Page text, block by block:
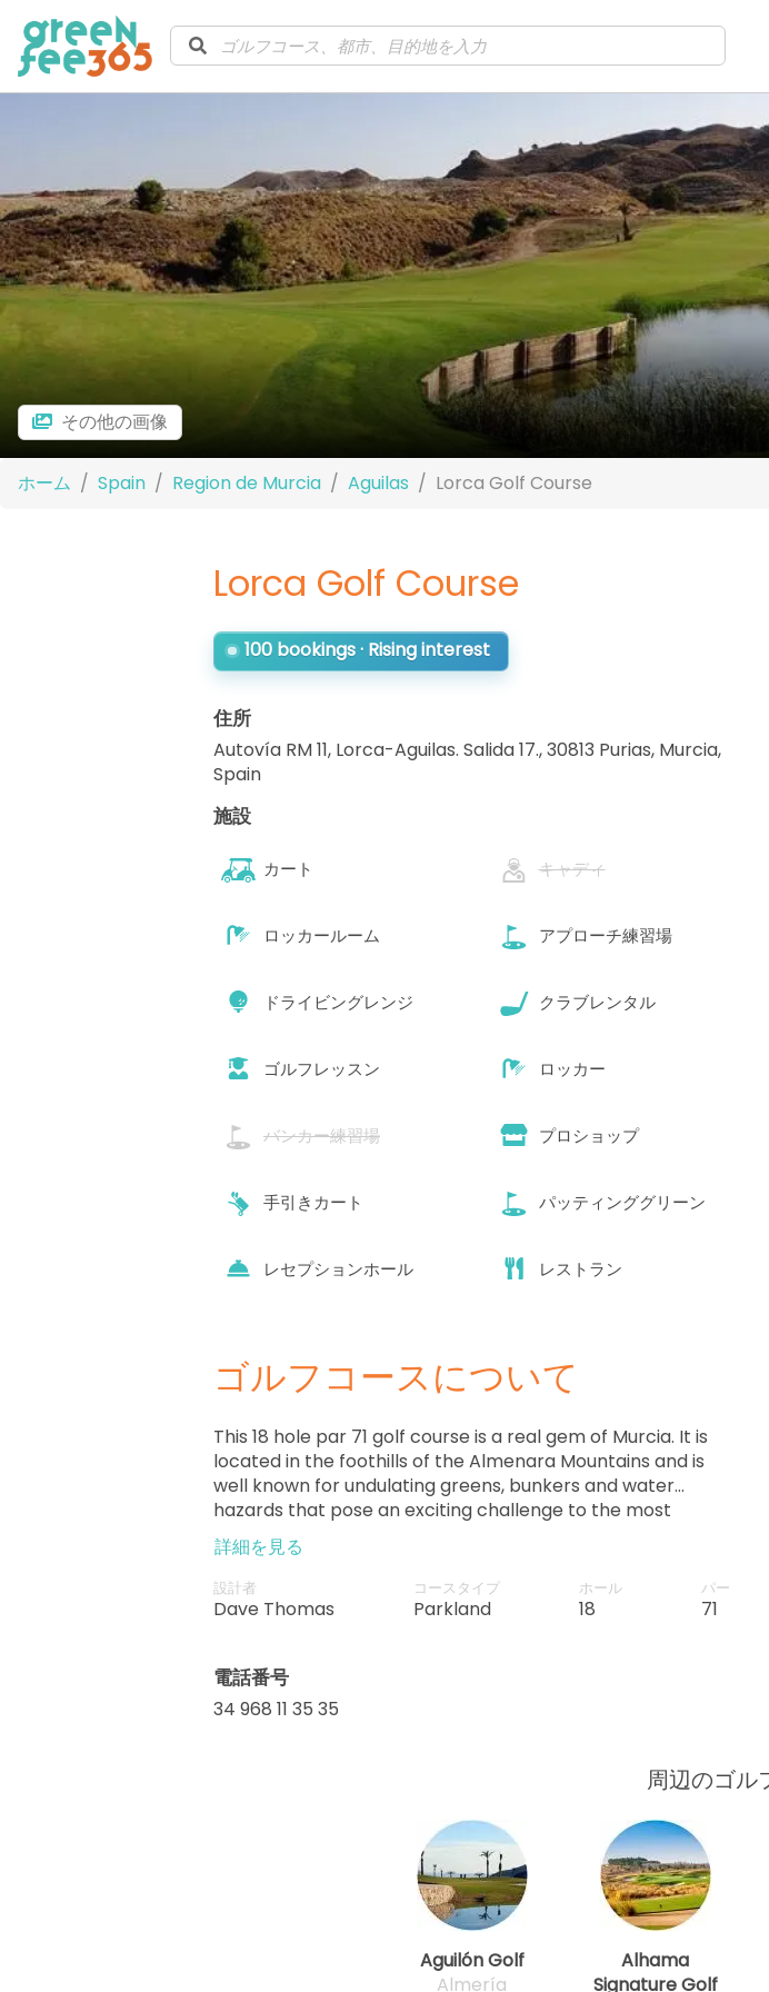
その他の画像
ホーム Spain Region de Murcia Aguilas Lorca Golf Course
Lorca Golf Course
100 bookings · Rising interest
住所
Autovía RM 11, Lorca-Aguilas. Salida 17., 30813 Purias, Murcia,
Spain
施設
カート キャディ
ロッカールーム アプローチ練習場
ドライビングレンジ クラブレンタル
ゴルフレッスン ロッカー
バンカー練習場 プロショップ
手引きカート パッティンググリーン
レセプションホール レストラン
ゴルフコースについて
This 18 hole par 71 golf course is a real gem of Murcia. It is
located in the foothills of the Almenara Mountains and is
well known for undulating greens, bunkers and water
hazards that pose an exciting challenge to the most
experienced golfers. The course has also hosted numerous
tournaments which strengthened its position as the top
golf holiday destination.
詳細を見る
設計者
Dave Thomas
コースタイプ
Parkland
ホール
18
パー
71
電話番号
34 968 11 35 35
周辺のゴル
Aguilón Golf
Almería
Alhama
Signature Golf